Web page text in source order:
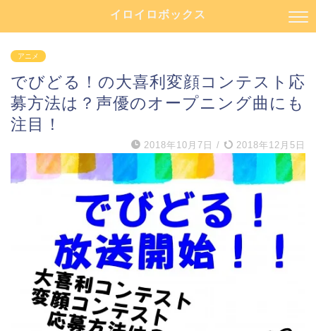
イロイロボックス
アニメ
でびどる！の大喜利変顔コンテスト応
募方法は？声優のオープニング曲にも
注目！
2018年10月7日 / 2018年12月5日